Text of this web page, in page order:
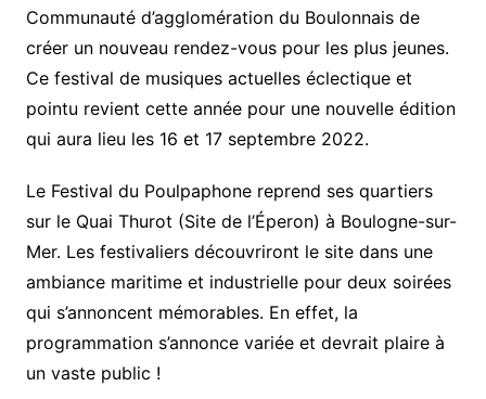
Communauté d’agglomération du Boulonnais de
créer un nouveau rendez-vous pour les plus jeunes.
Ce festival de musiques actuelles éclectique et
pointu revient cette année pour une nouvelle édition
qui aura lieu les 16 et 17 septembre 2022.
Le Festival du Poulpaphone reprend ses quartiers
sur le Quai Thurot (Site de l’Éperon) à Boulogne-sur-
Mer. Les festivaliers découvriront le site dans une
ambiance maritime et industrielle pour deux soirées
qui s’annoncent mémorables. En effet, la
programmation s’annonce variée et devrait plaire à
un vaste public !